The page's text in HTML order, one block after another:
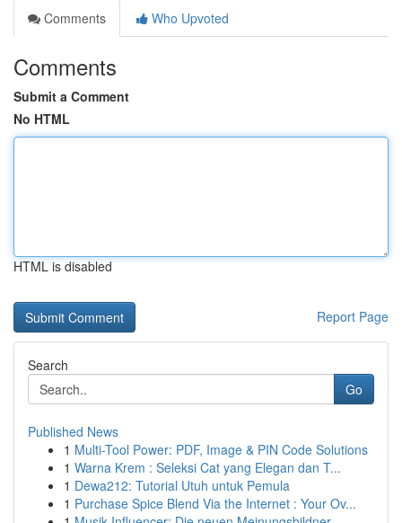
Comments
Who Upvoted
Comments
Submit a Comment
No HTML
HTML is disabled
Report Page
Search
Go
Published News
1 Multi-Tool Power: PDF, Image & PIN Code Solutions
1 Warna Krem : Seleksi Cat yang Elegan dan T...
1 Dewa212: Tutorial Utuh untuk Pemula
1 Purchase Spice Blend Via the Internet : Your Ov...